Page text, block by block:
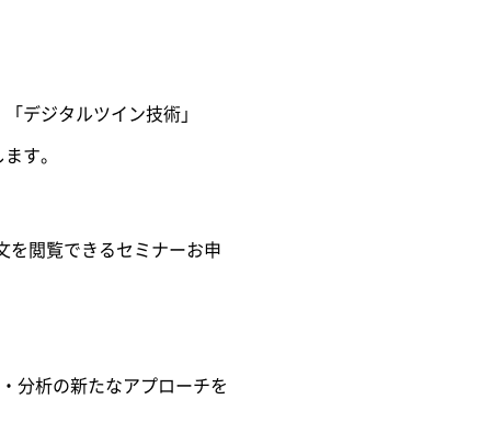
デジタルツイン技術」
す。
を閲覧できるセミナーお申
分析の新たなアプローチを